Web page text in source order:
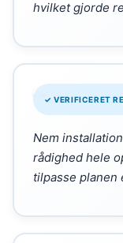
hvilket gjorde
✓ VERIFICERET
“
Nem
rådighed hele
tilpasse planen